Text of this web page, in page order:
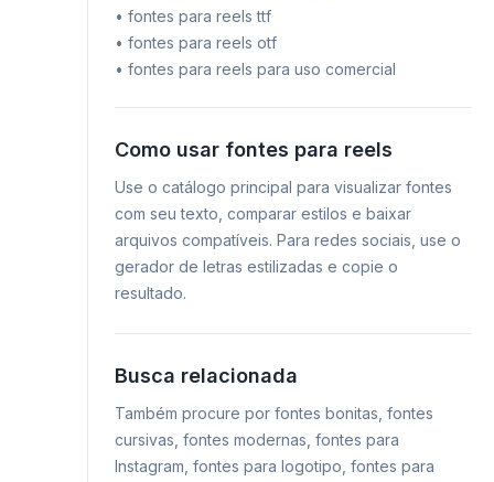
• fontes para reels ttf
• fontes para reels otf
• fontes para reels para uso comercial
Como usar fontes para reels
Use o catálogo principal para visualizar fontes
com seu texto, comparar estilos e baixar
arquivos compatíveis. Para redes sociais, use o
gerador de letras estilizadas e copie o
resultado.
Busca relacionada
Também procure por fontes bonitas, fontes
cursivas, fontes modernas, fontes para
Instagram, fontes para logotipo, fontes para